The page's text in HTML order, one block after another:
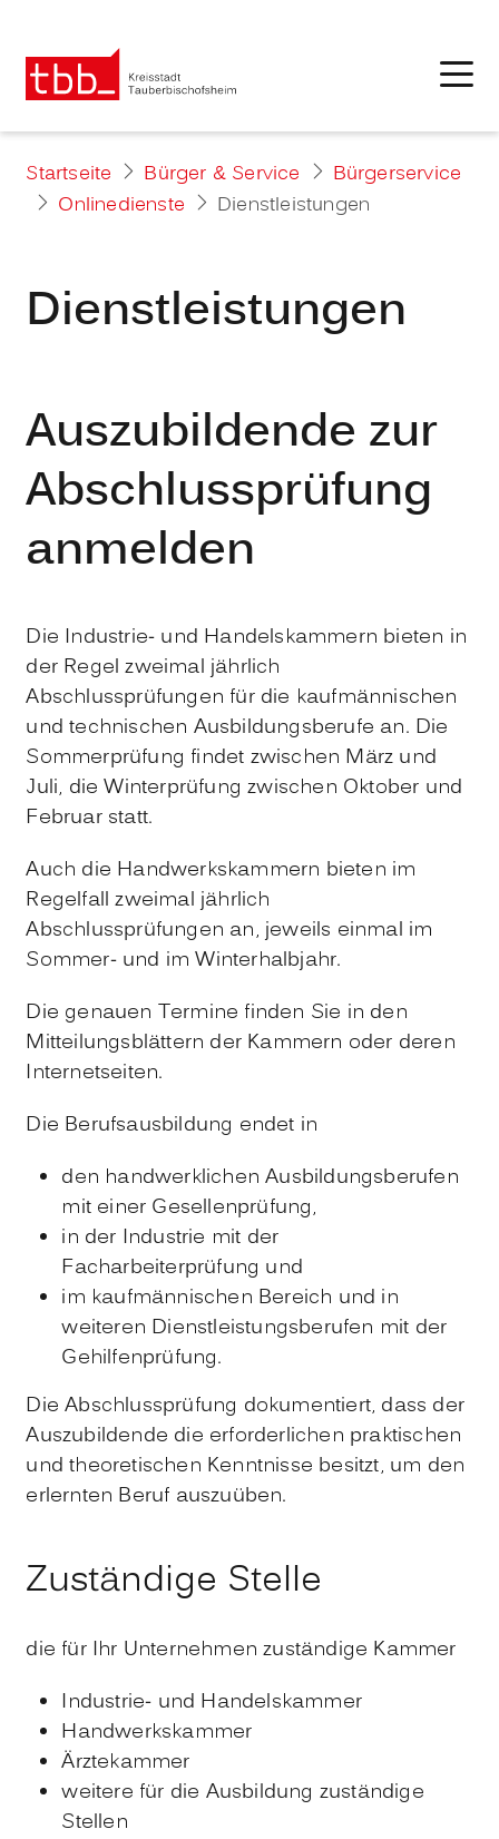
Startseite Bürger & Service
Bürgerservice
Onlinedienste
Dienstleistungen
Dienstleistungen
Auszubildende zur
Abschlussprüfung
anmelden
Die Industrie- und Handelskammern bieten in
der Regel zweimal jährlich
Abschlussprüfungen für die kaufmännischen
und technischen Ausbildungsberufe an. Die
Sommerprüfung findet zwischen März und
Juli, die Winterprüfung zwischen Oktober und
Februar statt.
Auch die Handwerkskammern bieten im
Regelfall zweimal jährlich
Abschlussprüfungen an, jeweils einmal im
Sommer- und im Winterhalbjahr.
Die genauen Termine finden Sie in den
Mitteilungsblättern der Kammern oder deren
Internetseiten.
Die Berufsausbildung endet in
den handwerklichen Ausbildungsberufen
mit einer Gesellenprüfung,
in der Industrie mit der
Facharbeiterprüfung und
im kaufmännischen Bereich und in
weiteren Dienstleistungsberufen mit der
Gehilfenprüfung.
Die Abschlussprüfung dokumentiert, dass der
Auszubildende die erforderlichen praktischen
und theoretischen Kenntnisse besitzt, um den
erlernten Beruf auszuüben.
Zuständige Stelle
die für Ihr Unternehmen zuständige Kammer
Industrie- und Handelskammer
Handwerkskammer
Ärztekammer
weitere für die Ausbildung zuständige
Stellen